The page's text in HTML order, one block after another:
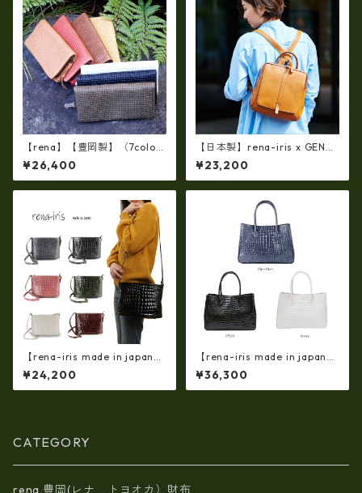
【rena】【豊岡製】（7colo
r）佐賀牛革（素上げメッシュ
タイプ）オイルレザーラウン
ドファスナー 長財布【FB-00
¥26,400
【日本製】rena-iris x GENO
VA（IMAIBAG）コラボ製品ラ
ンドセルデザインM・・シュリ
ンクヌメ牛革・リュック ir-2
¥23,200
【rena-iris made in japan】
牛革製品・エナメルクロコ・
ショルダーバッグ(日本製）ir-
4042
¥24,200
【rena-iris made in japan】
【日本製】牛革エナメルクロ
コ 軽量ラージサイズ・トート
バッグ ir-674
¥36,300
CATEGORY
rena 豊岡(レナ トヨオカ）財布